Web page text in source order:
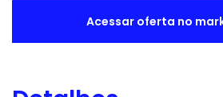
Acessar oferta no